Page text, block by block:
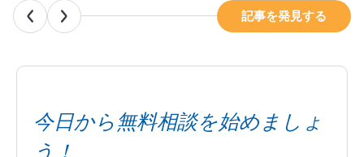
記事を発見する
今日から無料相談を始めましょ
う！